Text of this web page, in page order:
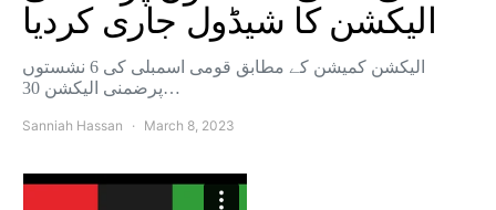
الیکشن کا شیڈول جاری کردیا
الیکشن کمیشن کے مطابق قومی اسمبلی کی 6 نشستوں
پرضمنی الیکشن 30…
Sanniah Hassan March 8, 2023